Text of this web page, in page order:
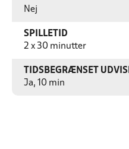
Nej
SPILLETID
2 x 30 minutter
TIDSBEGRÆNSET
Ja, 10 min